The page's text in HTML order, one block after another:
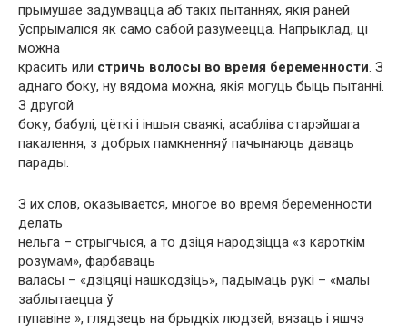
прымушае задумвацца аб такіх пытаннях, якія раней
ўспрымаліся як само сабой разумеецца. Напрыклад, ці
можна
красить или стричь волосы во время беременности . З
аднаго боку, ну вядома можна, якія могуць быць пытанні.
З другой
боку, бабулі, цёткі і іншыя сваякі, асабліва старэйшага
пакалення, з добрых памкненняў пачынаюць даваць
парады.
З их слов, оказывается, многое во время беременности
делать
нельга – стрыгчыся, а то дзіця народзіцца «з кароткім
розумам», фарбаваць
валасы – «дзіцяці нашкодзіць», падымаць рукі – «малы
заблытаецца ў
пупавіне », глядзець на брыдкіх людзей, вязаць і яшчэ